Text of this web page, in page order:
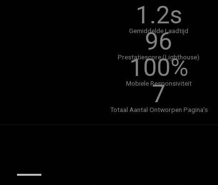
1.2s
Gemiddelde Laadtijd
96
Prestatiescore (Lighthouse)
100%
Mobiele Responsiviteit
7
Totaal Aantal Ontworpen Pagina’s